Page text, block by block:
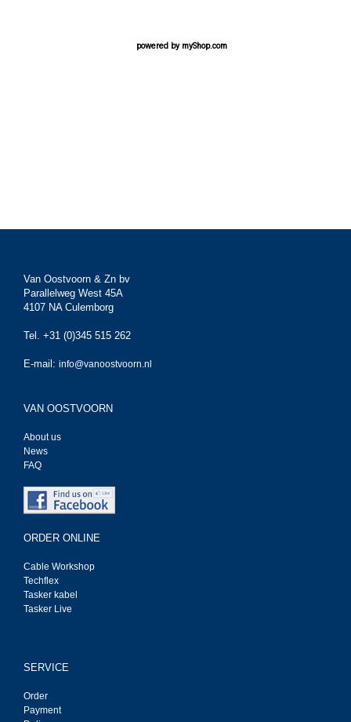
powered by myShop.com
Van Oostvoorn & Zn bv
Parallelweg West 45A
4107 NA Culemborg
Tel. +31 (0)345 515 262
E-mail: info@vanoostvoorn.nl
VAN OOSTVOORN
About us
News
FAQ
ORDER ONLINE
Cable Workshop
Techflex
Tasker kabel
Tasker Live
SERVICE
Order
Payment